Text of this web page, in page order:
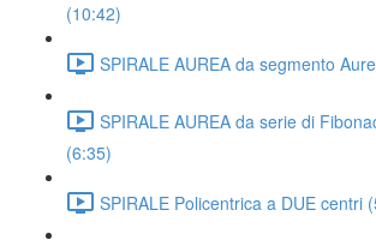
(10:42)
SPIRALE AUREA da segmento
SPIRALE AUREA da serie di
(6:35)
SPIRALE Policentrica a DUE centri